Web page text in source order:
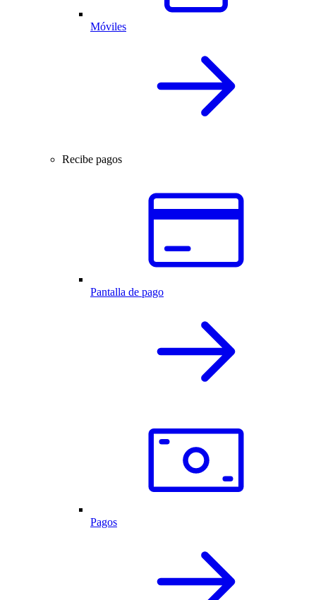
Móviles
Recibe pagos
Pantalla de pago
Pagos